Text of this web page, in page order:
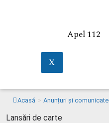
Apel 112
X
Acasă > Anunțuri și comunicate
Lansări de carte